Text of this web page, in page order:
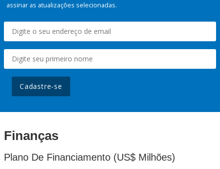
assinar as atualizações selecionadas.
Cadastre-se
Finanças
Plano De Financiamento (US$ Milhões)